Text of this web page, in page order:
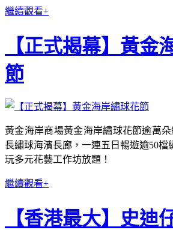
繼續觀看+
【正式揭幕】黃金
節
黃金海岸商場黃金海岸繡球花節逾萬
長繡球海濱長廊，一連五日暢遊逾50檔
玩多元花藝工作坊放題！
繼續觀看+
【香港最大】史迪